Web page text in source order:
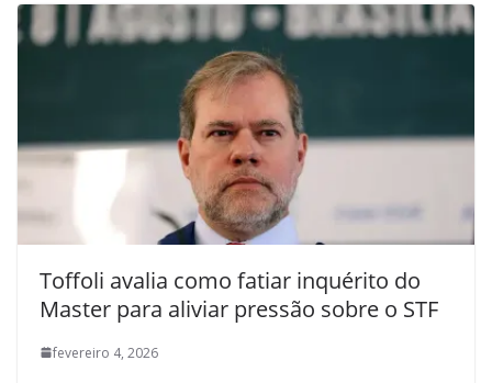
Toffoli avalia como fatiar inquérito do
Master para aliviar pressão sobre o STF
fevereiro 4, 2026